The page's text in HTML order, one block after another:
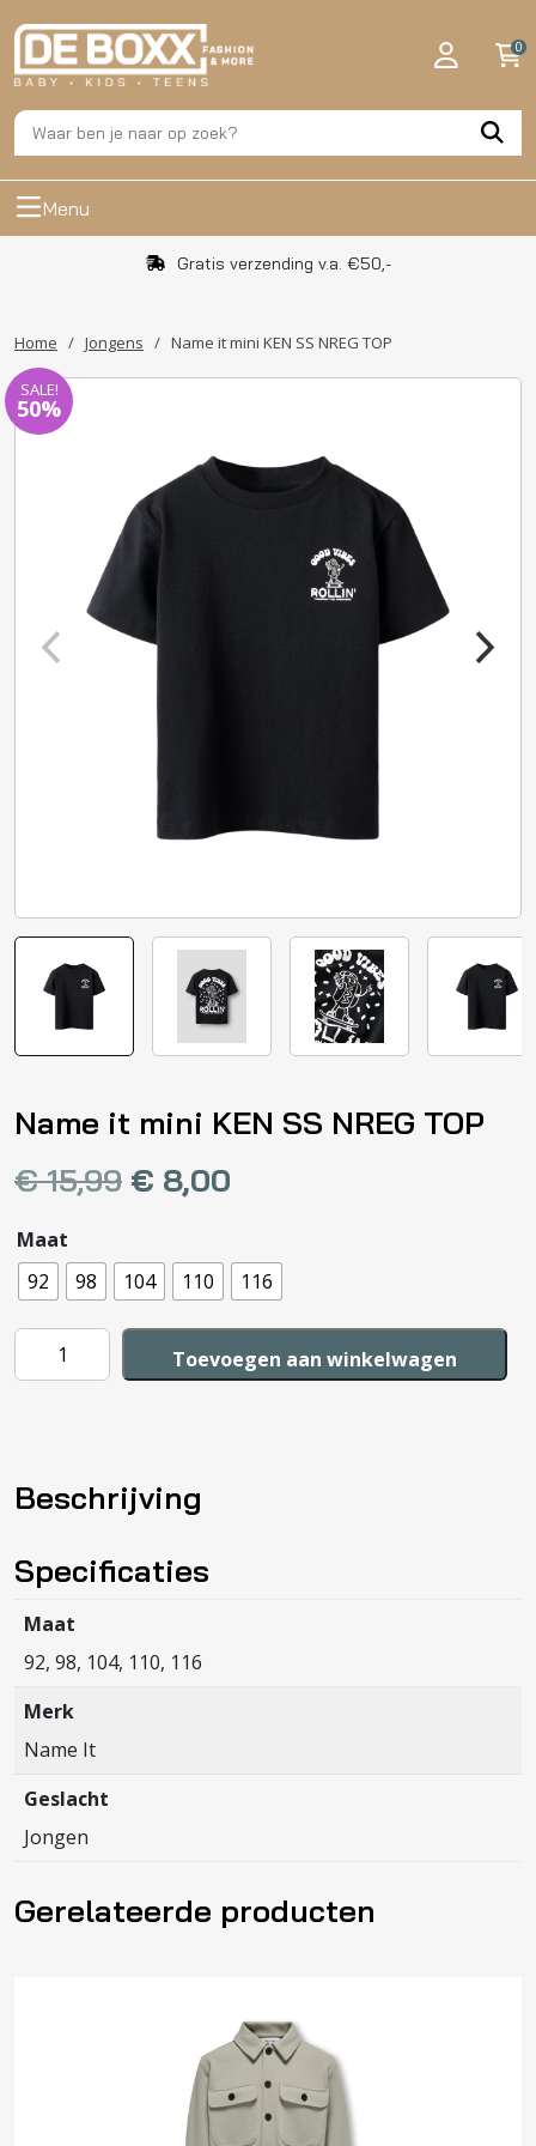
0
Menu
Gratis verzending v.a. €50,-
Home / Jongens / Name it mini KEN SS NREG TOP
SALE!
50%
Name it mini KEN SS NREG TOP
€15,99 € 8,00
Maat
92
98 104 110 116
Name
it
NREG
aantal
Toevoegen aan winkelwagen
Beschrijving
Specificaties
Maat
92, 98, 104, 110, 116
Merk
Name It
Geslacht
Jongen
Gerelateerde producten